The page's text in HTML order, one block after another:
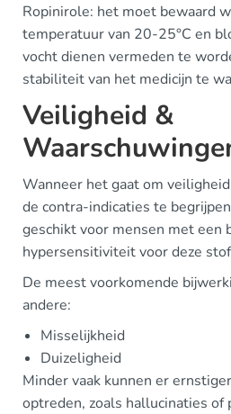
Ropinirole: het moet bewaard
temperatuur van 20-25°C en
vocht dienen vermeden te
stabiliteit van het medicijn te
Veiligheid &
Wanneer het gaat om
de contra-indicaties te
geschikt voor mensen met een
hypersensitiviteit voor deze
De meest voorkomende
andere:
Misselijkheid
Duizeligheid
Minder vaak kunnen er
optreden, zoals hallucinaties of